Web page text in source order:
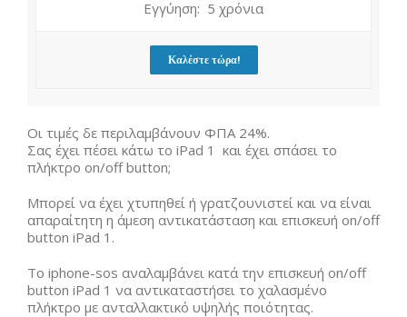
Εγγύηση: 5 χρόνια
Καλέστε τώρα!
Οι τιμές δε περιλαμβάνουν ΦΠΑ 24%.
Σας έχει πέσει κάτω το iPad 1 και έχει σπάσει το
πλήκτρο on/off button;
Μπορεί να έχει χτυπηθεί ή γρατζουνιστεί και να είναι
απαραίτητη η άμεση αντικατάσταση και επισκευή on/off
button iPad 1.
Το iphone-sos αναλαμβάνει κατά την επισκευή on/off
button iPad 1 να αντικαταστήσει το χαλασμένο
πλήκτρο με ανταλλακτικό υψηλής ποιότητας.